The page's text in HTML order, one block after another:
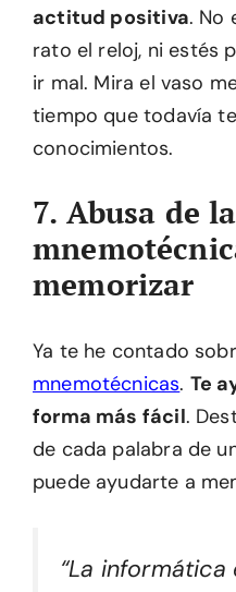
actitud positiva. No
rato el reloj, ni estés
ir mal. Mira el vaso
tiempo que todavía
conocimientos.
7. Abusa de
memorizar
Ya te he contado
mnemotécnicas. Te
forma más fácil.
de cada palabra de
puede ayudarte a
“La informática